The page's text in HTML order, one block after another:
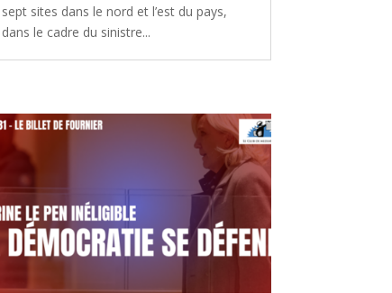
sept sites dans le nord et l’est du pays,
dans le cadre du sinistre...